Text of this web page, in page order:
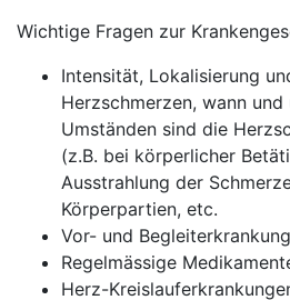
Wichtige Fragen zur
Intensität, Lokalisierung
Herzschmerzen, wann
Umständen sind die
(z.B. bei körperlicher
Ausstrahlung der
Körperpartien, etc.
Vor- und
Regelmässige
Herz-